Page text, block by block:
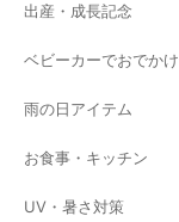
出産・成長記念
ベビーカーでおでかけ
雨の日アイテム
お食事・キッチン
UV・暑さ対策